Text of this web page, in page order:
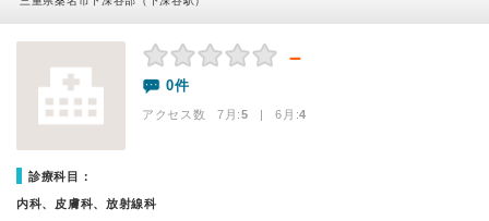
－
0件
アクセス数 7月:5 | 6月:4
診療科目：
内科、皮膚科、放射線科